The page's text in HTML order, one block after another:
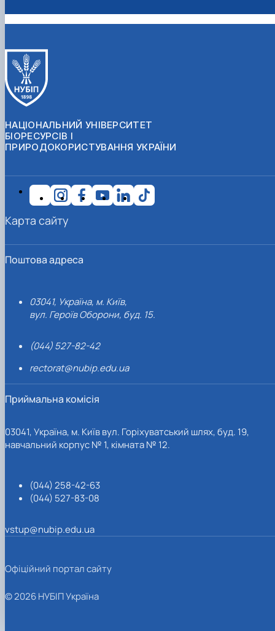
НАЦІОНАЛЬНИЙ УНІВЕРСИТЕТ
БІОРЕСУРСІВ І
ПРИРОДОКОРИСТУВАННЯ УКРАЇНИ
Поштова адреса
03041, Україна, м. Київ,
вул. Героїв Оборони, буд. 15.
(044) 527-82-42
rectorat@nubip.edu.ua
Приймальна комісія
03041, Україна, м. Київ вул. Горіхуватський шлях, буд. 19,
навчальний корпус № 1, кімната № 12.
(044) 258-42-63
(044) 527-83-08
vstup@nubip.edu.ua
Карта сайту
Офіційний портал сайту
© 2026 НУБІП Україна